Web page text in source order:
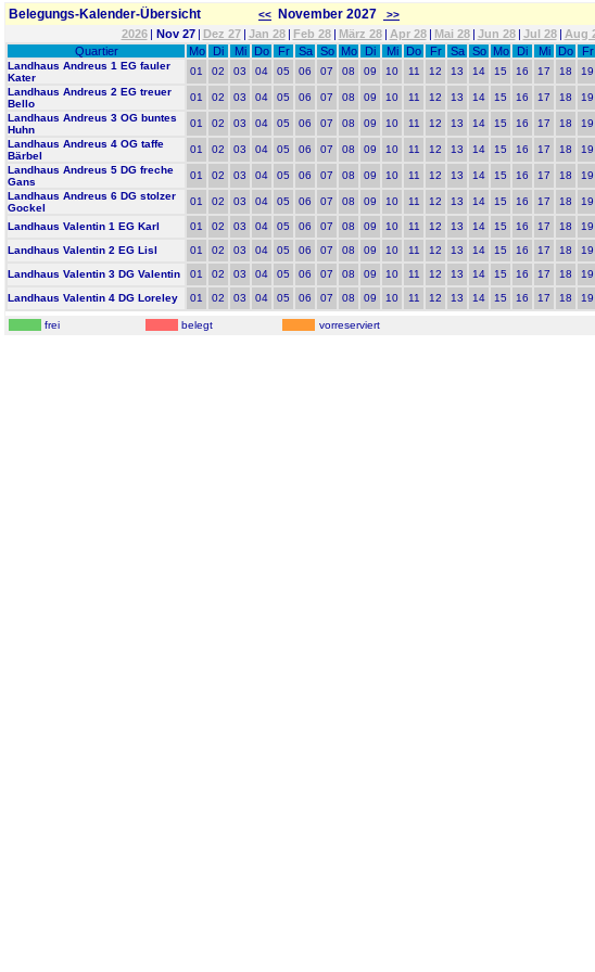
Belegungs-Kalender-Übersicht << November 2027 >>
2026 | Nov 27 | Dez 27 | Jan 28 | Feb 28 | März 28 | Apr 28 | Mai 28 | Jun 28 | Jul 28 | Aug
Quartier
Mo Di Mi Do Fr Sa So Mo Di Mi Do Fr Sa So Mo Di Mi Do Fr
Landhaus Andreus 1 EG fauler
Kater
01 02 03 04 05 06 07 08 09 10 11 12 13 14 15 16 17 18 19
Landhaus Andreus 2 EG treuer
Bello
01 02 03 04 05 06 07 08 09 10 11 12 13 14 15 16 17 18 19
Landhaus Andreus 3 OG buntes
Huhn
01 02 03 04 05 06 07 08 09 10 11 12 13 14 15 16 17 18 19
Landhaus Andreus 4 OG taffe
Bärbel
01 02 03 04 05 06 07 08 09 10 11 12 13 14 15 16 17 18 19
Landhaus Andreus 5 DG freche
Gans
01 02 03 04 05 06 07 08 09 10 11 12 13 14 15 16 17 18 19
Landhaus Andreus 6 DG stolzer
Gockel
01 02 03 04 05 06 07 08 09 10 11 12 13 14 15 16 17 18 19
Landhaus Valentin 1 EG Karl 01 02 03 04 05 06 07 08 09 10 11 12 13 14 15 16 17 18 19
Landhaus Valentin 2 EG Lisl
01 02 03 04 05 06 07 08 09 10 11 12 13 14 15 16 17 18 19
Landhaus Valentin 3 DG Valentin
01 02 03 04 05 06 07 08 09 10 11 12 13 14 15 16 17 18 19
Landhaus Valentin 4 DG Loreley
01 02 03 04 05 06 07 08 09 10 11 12 13 14 15 16 17 18 19
frei belegt vorreserviert